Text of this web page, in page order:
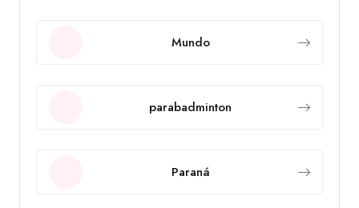
Mundo
parabadminton
Paraná